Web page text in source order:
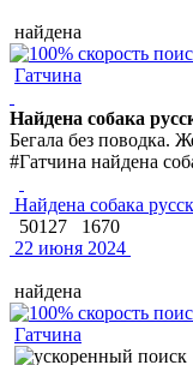
найдена
Гатчина
Найдена собака
Бегала без поводка.
#Гатчина найдена
Найдена собака
50127
1670
22 июня 2024
найдена
Гатчина